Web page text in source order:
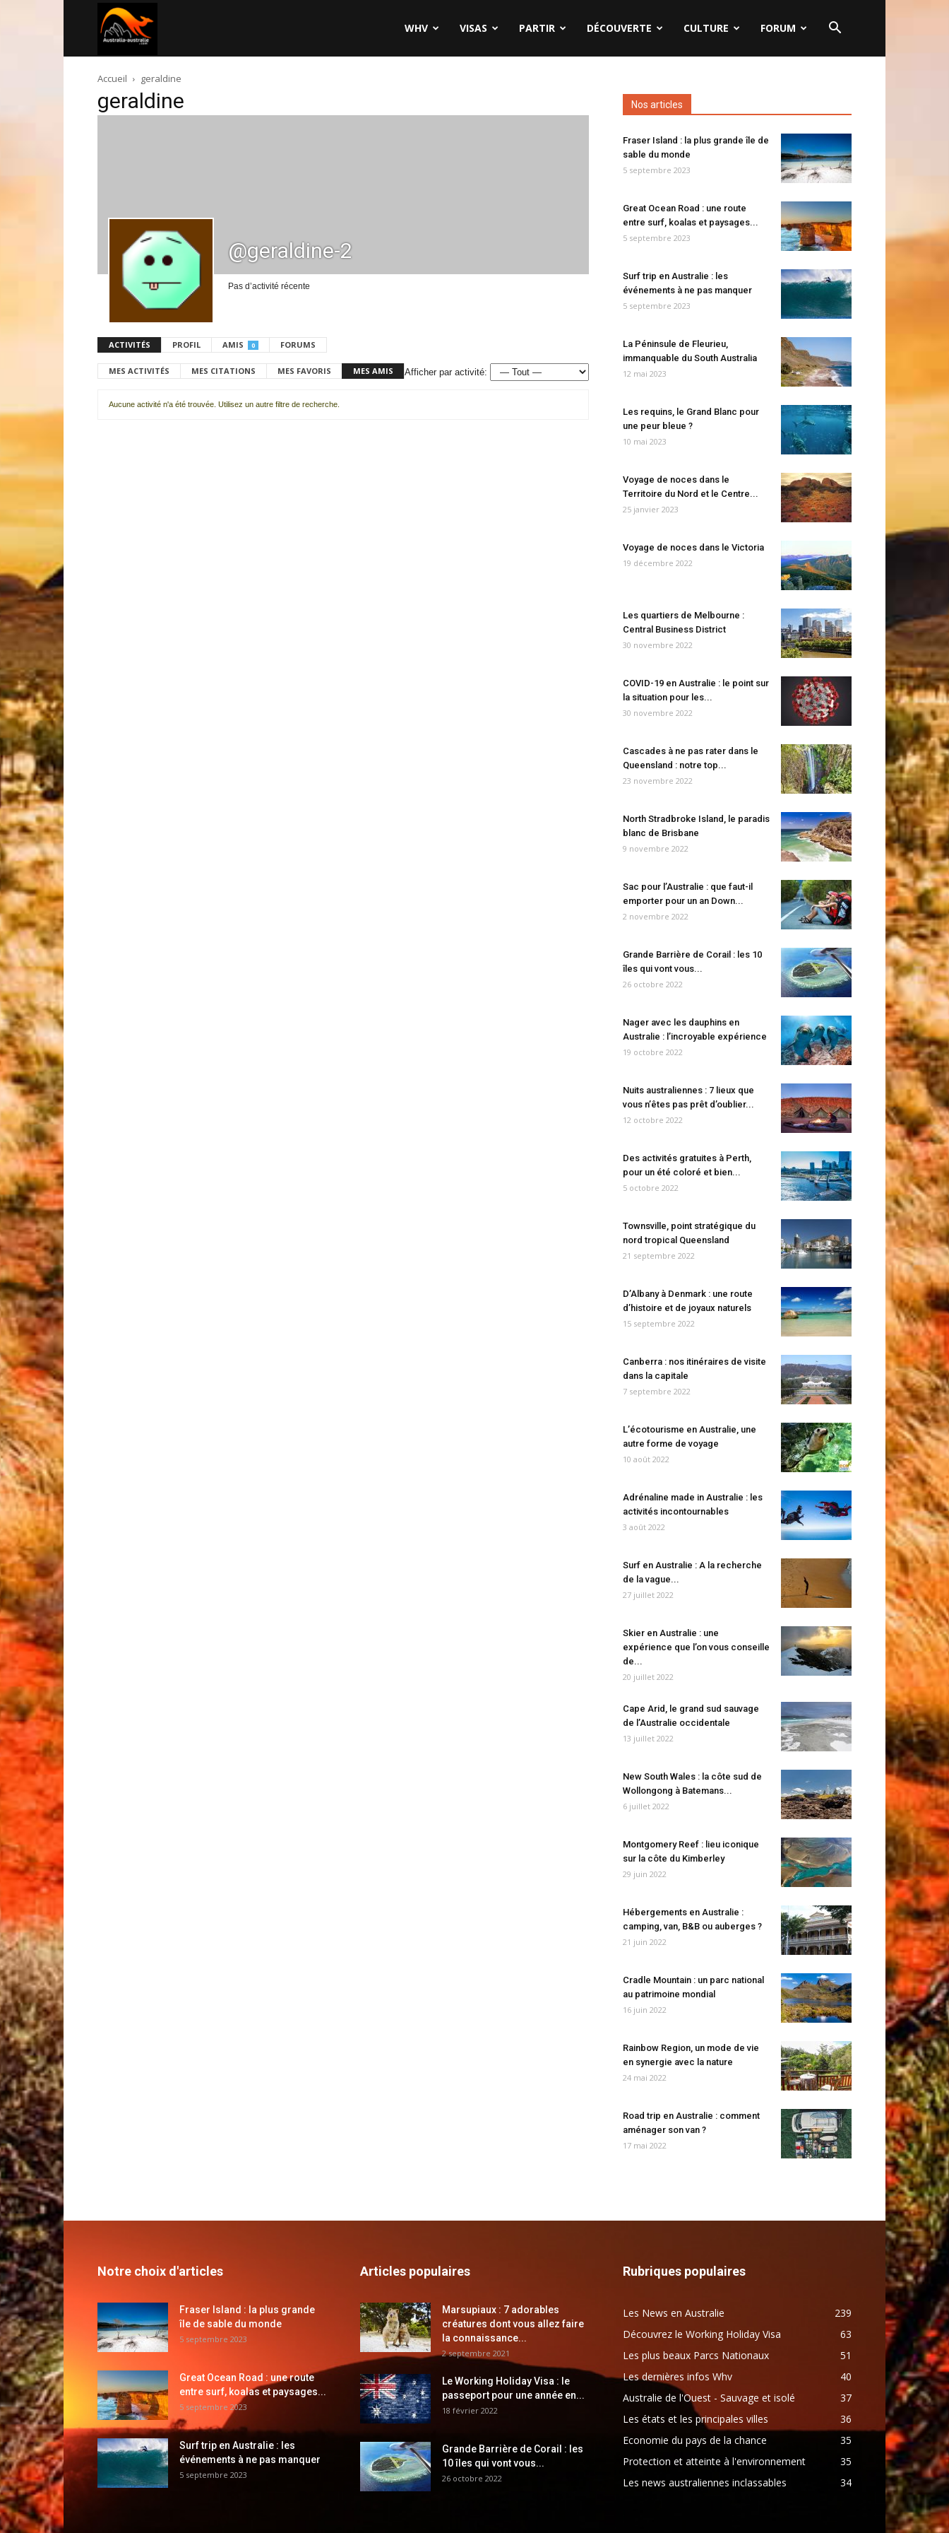
australie.com
WHV VISAS PARTIR DÉCOUVERTE CULTURE FORUM
Accueil geraldine
geraldine
@geraldine-2
Pas d’activité récente
ACTIVITÉS PROFIL AMIS 0 FORUMS
MES ACTIVITÉS MES CITATIONS MES FAVORIS MES AMIS Afficher par activité:
Aucune activité n'a été trouvée. Utilisez un autre filtre de recherche.
Nos articles
Fraser Island : la plus grande île de
sable du monde
5 septembre 2023
Great Ocean Road : une route
entre surf, koalas et paysages...
5 septembre 2023
Surf trip en Australie : les
événements à ne pas manquer
5 septembre 2023
La Péninsule de Fleurieu,
immanquable du South Australia
12 mai 2023
Les requins, le Grand Blanc pour
une peur bleue ?
10 mai 2023
Voyage de noces dans le
Territoire du Nord et le Centre...
25 janvier 2023
Voyage de noces dans le Victoria
19 décembre 2022
Les quartiers de Melbourne :
Central Business District
30 novembre 2022
COVID-19 en Australie : le point sur
la situation pour les...
30 novembre 2022
Cascades à ne pas rater dans le
Queensland : notre top...
23 novembre 2022
North Stradbroke Island, le paradis
blanc de Brisbane
9 novembre 2022
Sac pour l’Australie : que faut-il
emporter pour un an Down...
2 novembre 2022
Grande Barrière de Corail : les 10
îles qui vont vous...
26 octobre 2022
Nager avec les dauphins en
Australie : l’incroyable expérience
19 octobre 2022
Nuits australiennes : 7 lieux que
vous n’êtes pas prêt d’oublier...
12 octobre 2022
Des activités gratuites à Perth,
pour un été coloré et bien...
5 octobre 2022
Townsville, point stratégique du
nord tropical Queensland
21 septembre 2022
D’Albany à Denmark : une route
d’histoire et de joyaux naturels
15 septembre 2022
Canberra : nos itinéraires de visite
dans la capitale
7 septembre 2022
L’écotourisme en Australie, une
autre forme de voyage
10 août 2022
Adrénaline made in Australie : les
activités incontournables
3 août 2022
Surf en Australie : A la recherche
de la vague...
27 juillet 2022
Skier en Australie : une
expérience que l’on vous conseille
de...
20 juillet 2022
Cape Arid, le grand sud sauvage
de l’Australie occidentale
13 juillet 2022
New South Wales : la côte sud de
Wollongong à Batemans...
6 juillet 2022
Montgomery Reef : lieu iconique
sur la côte du Kimberley
29 juin 2022
Hébergements en Australie :
camping, van, B&B ou auberges ?
21 juin 2022
Cradle Mountain : un parc national
au patrimoine mondial
16 juin 2022
Rainbow Region, un mode de vie
en synergie avec la nature
24 mai 2022
Road trip en Australie : comment
aménager son van ?
17 mai 2022
Notre choix d'articles
Fraser Island : la plus grande
île de sable du monde
5 septembre 2023
Great Ocean Road : une route
entre surf, koalas et paysages...
5 septembre 2023
Surf trip en Australie : les
événements à ne pas manquer
5 septembre 2023
Articles populaires
Marsupiaux : 7 adorables
créatures dont vous allez faire
la connaissance...
2 septembre 2021
Le Working Holiday Visa : le
passeport pour une année en...
18 février 2022
Grande Barrière de Corail : les
10 îles qui vont vous...
26 octobre 2022
Rubriques populaires
Les News en Australie
239
Découvrez le Working Holiday Visa
63
Les plus beaux Parcs Nationaux
51
Les dernières infos Whv
40
Australie de l'Ouest - Sauvage et isolé
37
Les états et les principales villes
36
Economie du pays de la chance
35
Protection et atteinte à l'environnement
35
Les news australiennes inclassables
34